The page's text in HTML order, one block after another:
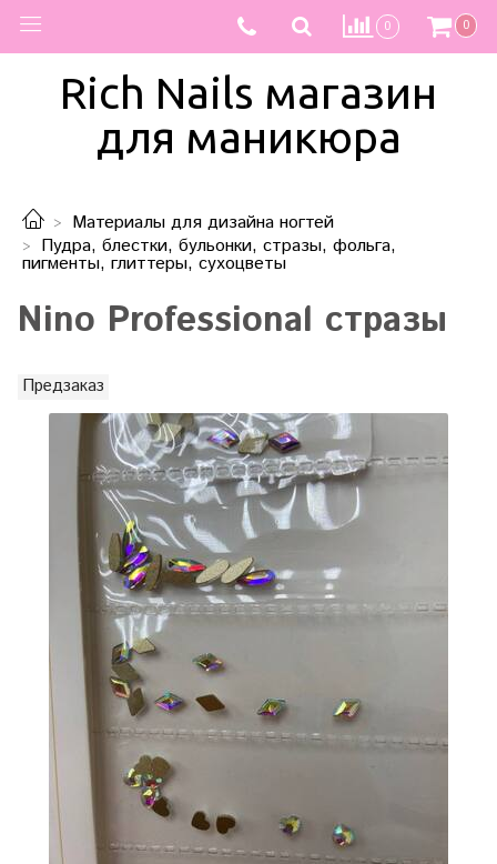
0 0
Rich Nails магазин
для маникюра
Материалы для дизайна ногтей
Пудра, блестки, бульонки, стразы, фольга,
пигменты, глиттеры, сухоцветы
Nino Professional стразы
Предзаказ